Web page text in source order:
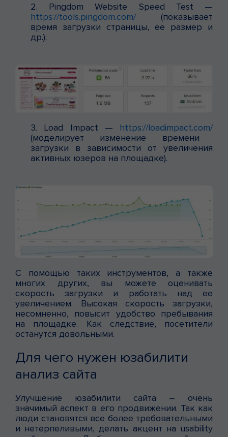
2. Pingdom Website Speed Test —
https://tools.pingdom.com/ (показывает
время загрузки страницы, ее размер и
др.);
3. Load Impact — https://loadimpact.com/
(моделирует изменение времени
загрузки в зависимости от увеличения
активных юзеров на площадке).
С помощью таких инструментов, а также
многих других, вы можете оценивать
скорость загрузки и работать над ее
увеличением. Высокая скорость загрузки,
несомненно, повысит удобство пребывания
на площадке. Как следствие, посетители
останутся довольными.
Для чего нужен юзабилити
анализ сайта
Улучшение юзабилити сайта – очень
значимый аспект в его продвижении. Так как
люди становятся все более требовательными
и нетерпеливыми, делать акцент на usability